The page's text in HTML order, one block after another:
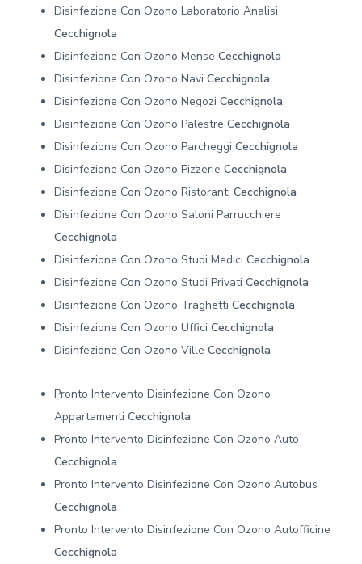
Disinfezione Con Ozono Laboratorio Analisi
Cecchignola
Disinfezione Con Ozono Mense Cecchignola
Disinfezione Con Ozono Navi Cecchignola
Disinfezione Con Ozono Negozi Cecchignola
Disinfezione Con Ozono Palestre Cecchignola
Disinfezione Con Ozono Parcheggi Cecchignola
Disinfezione Con Ozono Pizzerie Cecchignola
Disinfezione Con Ozono Ristoranti Cecchignola
Disinfezione Con Ozono Saloni Parrucchiere
Cecchignola
Disinfezione Con Ozono Studi Medici Cecchignola
Disinfezione Con Ozono Studi Privati Cecchignola
Disinfezione Con Ozono Traghetti Cecchignola
Disinfezione Con Ozono Uffici Cecchignola
Disinfezione Con Ozono Ville Cecchignola
Pronto Intervento Disinfezione Con Ozono
Appartamenti Cecchignola
Pronto Intervento Disinfezione Con Ozono Auto
Cecchignola
Pronto Intervento Disinfezione Con Ozono Autobus
Cecchignola
Pronto Intervento Disinfezione Con Ozono Autofficine
Cecchignola